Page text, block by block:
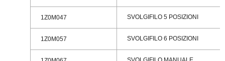
1Z0M047 SVOLGIFILO 5 POSIZIONI
1Z0M057 SVOLGIFILO 6 POSIZIONI